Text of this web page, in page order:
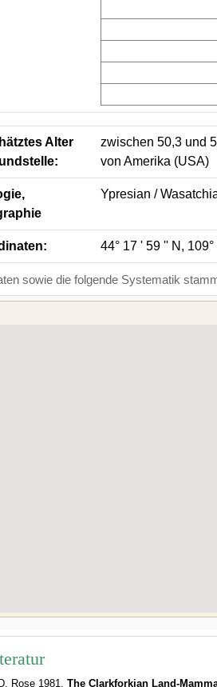
Alter
zwischen 50,3 und
von Amerika (USA)
Ypresian /
44° 17 ' 59 '' N,
sowie die folgende Systematik
Rose 1981, The Clarkforkian Land-